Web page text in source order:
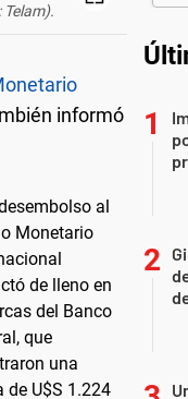
informó